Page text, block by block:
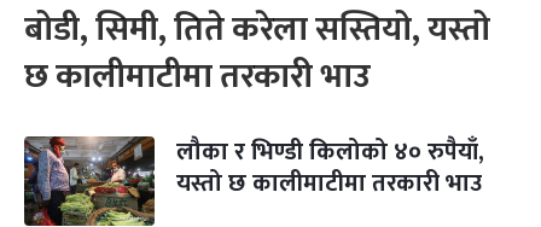
बोडी, सिमी, तिते करेला सस्तियो, यस्तो
छ कालीमाटीमा तरकारी भाउ
लौका र भिण्डी किलोको ४० रुपैयाँ,
यस्तो छ कालीमाटीमा तरकारी भाउ